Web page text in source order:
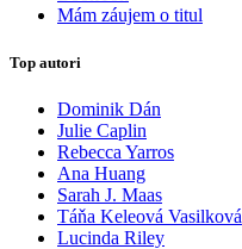
Mám záujem o titul
Top autori
Dominik Dán
Julie Caplin
Rebecca Yarros
Ana Huang
Sarah J. Maas
Táňa Keleová Vasilková
Lucinda Riley